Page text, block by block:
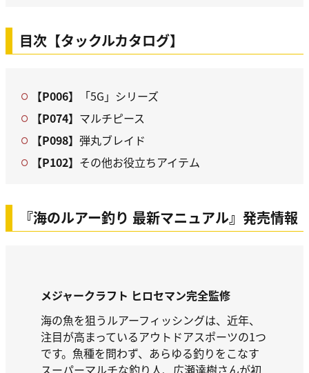
目次【タックルカタログ】
【P006】
「5G」シリーズ
【P074】 マルチピース
【P098】 弾丸ブレイド
【P102】 その他お役立ちアイテム
『海のルアー釣り 最新マニュアル』発売情報
メジャークラフト ヒロセマン完全監修
海の魚を狙うルアーフィッシングは、近年、
注目が高まっているアウトドアスポーツの1つ
です。魚種を問わず、あらゆる釣りをこなす
スーパーマルチな釣り人、広瀬達樹さんが初